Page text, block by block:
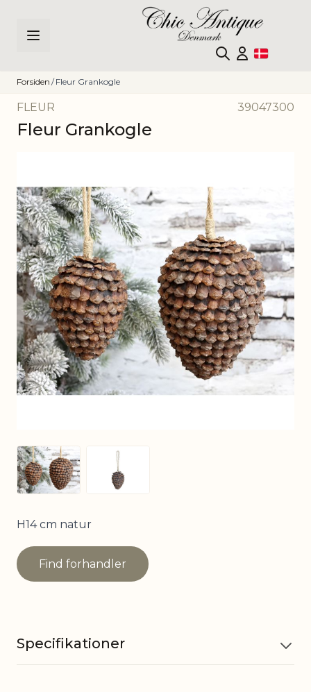
Forsiden / Fleur Grankogle
FLEUR 39047300
Fleur Grankogle
View larger imageView larger image
H14 cm natur
Find forhandler
Specifikationer